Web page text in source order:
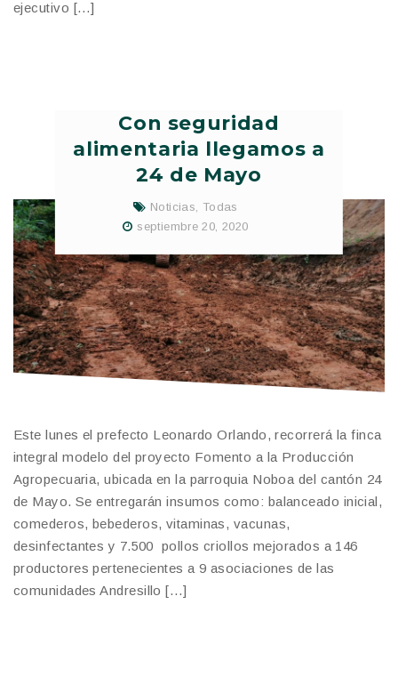
ejecutivo […]
Con seguridad
alimentaria llegamos a
24 de Mayo
Noticias
Todas
septiembre 20, 2020
Este lunes el prefecto Leonardo Orlando, recorrerá la finca
integral modelo del proyecto Fomento a la Producción
Agropecuaria, ubicada en la parroquia Noboa del cantón 24
de Mayo. Se entregarán insumos como: balanceado inicial,
comederos, bebederos, vitaminas, vacunas,
desinfectantes y 7.500 pollos criollos mejorados a 146
productores pertenecientes a 9 asociaciones de las
comunidades Andresillo […]